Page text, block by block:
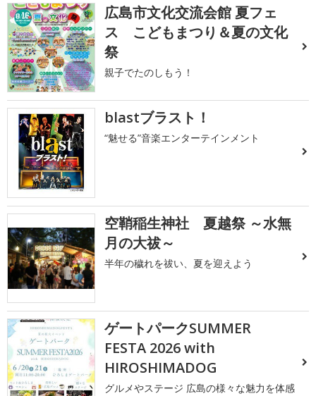
広島市文化交流会館 夏フェ
ス こどもまつり＆夏の文化
祭
親子でたのしもう！
blastブラスト！
“魅せる”音楽エンターテインメント
空鞘稲生神社 夏越祭 ～水無
月の大祓～
半年の穢れを祓い、夏を迎えよう
ゲートパークSUMMER
FESTA 2026 with
HIROSHIMADOG
グルメやステージ 広島の様々な魅力を体感